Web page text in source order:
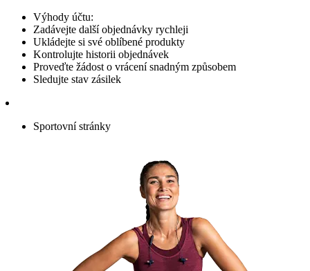
Výhody účtu:
Zadávejte další objednávky rychleji
Ukládejte si své oblíbené produkty
Kontrolujte historii objednávek
Proveďte žádost o vrácení snadným způsobem
Sledujte stav zásilek
Sportovní stránky